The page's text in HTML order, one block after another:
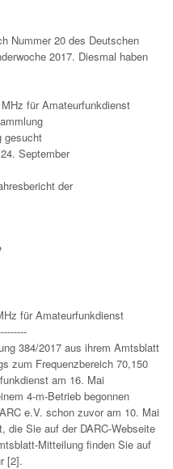
Nummer 20 des Deutschen
2017. Diesmal haben
für Amateurfunkdienst
gesucht
September
der
für Amateurfunkdienst
384/2017 aus ihrem Amtsblatt
zum Frequenzbereich 70,150
am 16. Mai
4-m-Betrieb begonnen
e.V. schon zuvor am 10. Mai
die Sie auf der DARC-Webseite
Mitteilung finden Sie auf
[2].